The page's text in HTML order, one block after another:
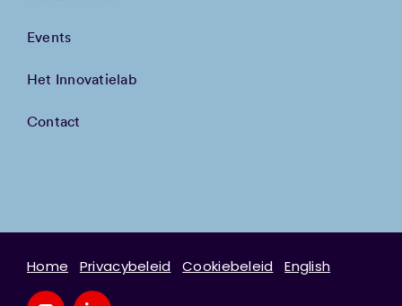
Events
Het Innovatielab
Contact
Home Privacybeleid Cookiebeleid English